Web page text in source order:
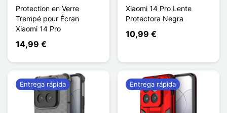
Protection en Verre
Trempé pour Écran
Xiaomi 14 Pro
14,99 €
Xiaomi 14 Pro Lente
Protectora Negra
10,99 €
Entrega rápida Entrega rápida